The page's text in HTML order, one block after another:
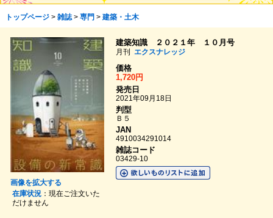
トップページ> 雑誌> 専門 > 建築・土木
画像を拡大する
在庫状況：現在ご注文いた
だけません
建築知識 ２０２１年 １０月号
月刊エクスナレッジ
価格
1,720円
発売日
2021年09月18日
判型
Ｂ５
JAN
4910034291014
雑誌コード
03429-10